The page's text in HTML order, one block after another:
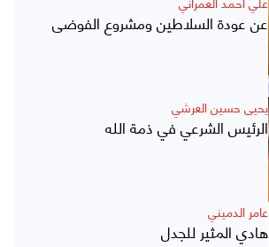
عن عودة السلاطين ومشروع الفوضى
يحيى حسين العرشي
الرئيس الشرعي في ذمة الله
عامر الدميني
هادي المثير للجدل